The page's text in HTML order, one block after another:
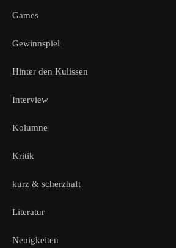
Games
Gewinnspiel
Hinter den Kulissen
Interview
Kolumne
Kritik
kurz & scherzhaft
Literatur
Neuigkeiten